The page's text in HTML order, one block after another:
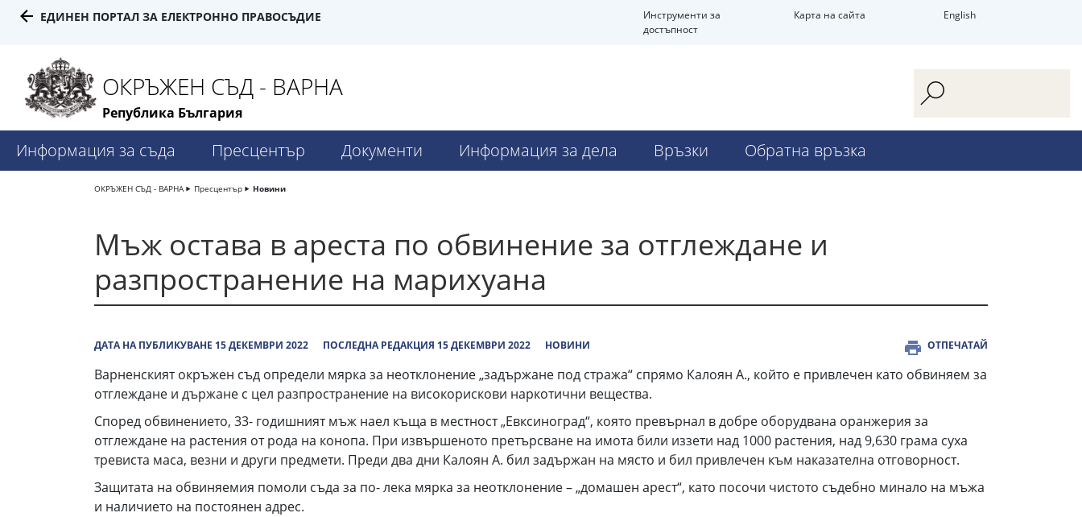
ЕДИНЕН ПОРТАЛ ЗА ЕЛЕКТРОННО ПРАВОСЪДИЕ
Инструменти за
достъпност
Карта на сайта English
ОКРЪЖЕН СЪД - ВАРНА
Република България
Информация за съда Пресцентър Документи Информация за дела Връзки Обратна връзка
ОКРЪЖЕН СЪД - ВАРНА Пресцентър Новини
Мъж остава в ареста по обвинение за отглеждане и
разпространение на марихуана
ДАТА НА ПУБЛИКУВАНЕ 15 ДЕКЕМВРИ 2022 ПОСЛЕДНА РЕДАКЦИЯ 15 ДЕКЕМВРИ 2022 НОВИНИ ОТПЕЧАТАЙ
Варненският окръжен съд определи мярка за неотклонение „задържане под стража“ спрямо Калоян А., който е привлечен като обвиняем за
отглеждане и държане с цел разпространение на високорискови наркотични вещества.
Според обвинението, 33- годишният мъж наел къща в местност „Евксиноград“, която превърнал в добре оборудвана оранжерия за
отглеждане на растения от рода на конопа. При извършеното претърсване на имота били иззети над 1000 растения, над 9,630 грама суха
тревиста маса, везни и други предмети. Преди два дни Калоян А. бил задържан на място и бил привлечен към наказателна отговорност.
Защитата на обвиняемия помоли съда за по- лека мярка за неотклонение – „домашен арест“, като посочи чистото съдебно минало на мъжа
и наличието на постоянен адрес.